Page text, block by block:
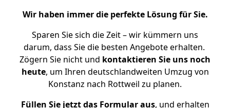
Wir haben immer die perfekte Lösung für Sie.
Sparen Sie sich die Zeit – wir kümmern uns
darum, dass Sie die besten Angebote erhalten.
Zögern Sie nicht und kontaktieren Sie uns noch
heute, um Ihren deutschlandweiten Umzug von
Konstanz nach Rottweil zu planen.
Füllen Sie jetzt das Formular aus, und erhalten